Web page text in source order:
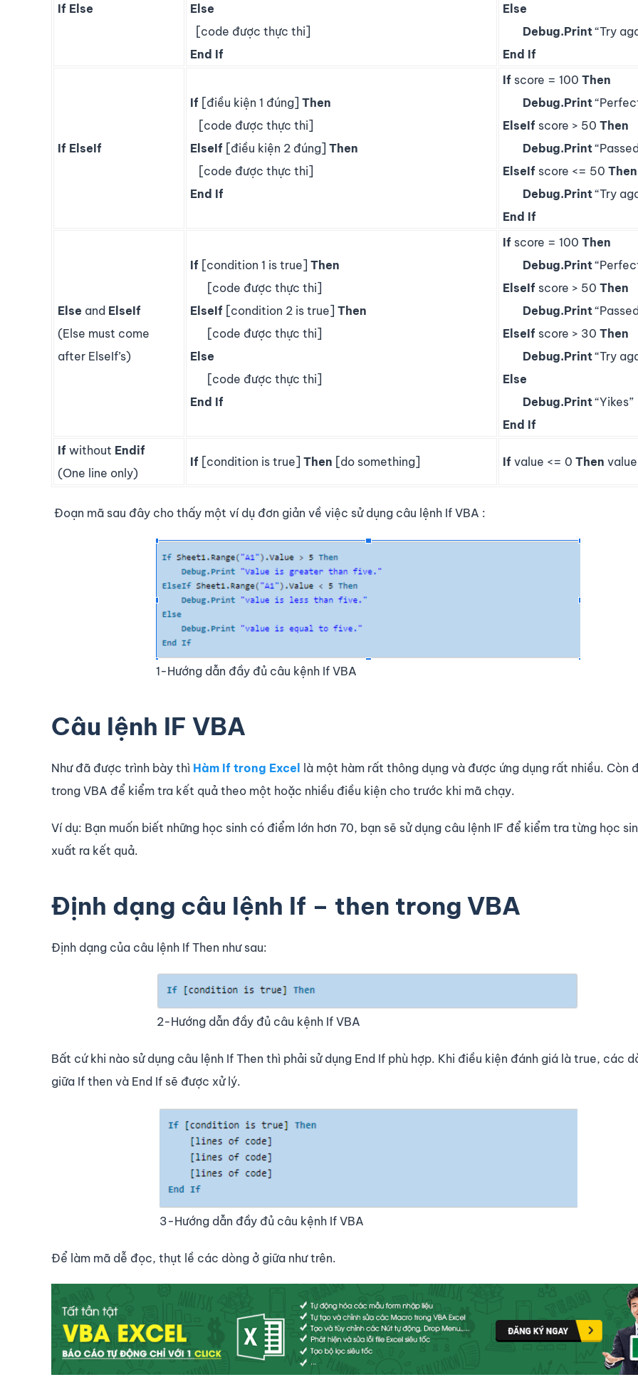
If Else
Else
[code được thực thi]
End If
Else
Debug.Print“Try
End If
If ElseIf
If [điều kiện 1 đúng] Then
[code được thực thi]
ElseIf [điều kiện 2 đúng] Then
[code được thực thi]
End If
If score = 100 Then
Debug.Print
ElseIf score > 50 Then
Debug.Print
ElseIf score <= 50 Then
Debug.Print“Try
End If
Else and ElseIf
(Else must come
after ElseIf’s)
If [condition 1 is true] Then
[code được thực thi]
ElseIf [condition 2 is true] Then
[code được thực thi]
Else
[code được thực thi]
End If
If score = 100 Then
Debug.Print
ElseIf score > 50 Then
Debug.Print
ElseIf score > 30 Then
Debug.Print“Try
Else
Debug.Print“Yikes”
End If
If without Endif
(One line only)
If [condition is true] Then [do something] If value <= 0 Then
Đoạn mã sau đây cho thấy một ví dụ đơn giản về việc sử dụng câu lệnh If VBA :
1-Hướng dẫn đầy đủ câu kệnh If VBA
Câu lệnh IF VBA
Như đã được trình bày thì Hàm If trong Excel là một hàm rất thông dụng và được ứng dụng rất nhiều. Còn
trong VBA để kiểm tra kết quả theo một hoặc nhiều điều kiện cho trước khi mã chạy.
Ví dụ: Bạn muốn biết những học sinh có điểm lớn hơn 70, bạn sẽ sử dụng câu lệnh IF để kiểm tra từng học
xuất ra kết quả.
Định dạng câu lệnh If – then trong VBA
Định dạng của câu lệnh If Then như sau:
2-Hướng dẫn đầy đủ câu kệnh If VBA
Bất cứ khi nào sử dụng câu lệnh If Then thì phải sử dụng End If phù hợp. Khi điều kiện đánh giá là true, các
giữa If then và End If sẽ được xử lý.
3-Hướng dẫn đầy đủ câu kệnh If VBA
Để làm mã dễ đọc, thụt lề các dòng ở giữa như trên.